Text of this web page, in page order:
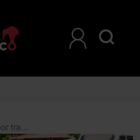
Detienen a cónsul de Nicaragua por trasladar a tres migrantes cubanos